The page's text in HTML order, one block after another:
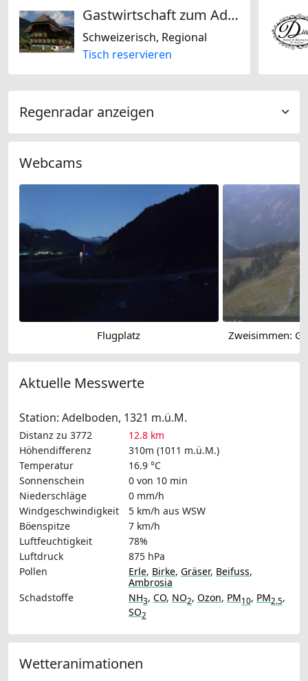
Gastwirtschaft zum Adler
Schweizerisch, Regional
Tisch reservieren
Regenradar anzeigen
Webcams
Flugplatz
Aktuelle Messwerte
Station: Adelboden, 1321 m.ü.M.
Distanz zu 3772
12.8 km
Höhendifferenz
310m (1011 m.ü.M.)
Temperatur
16.9 °C
Sonnenschein
0 von 10 min
Niederschläge
0 mm/h
Windgeschwindigkeit
5 km/h aus WSW
Böenspitze
7 km/h
Luftfeuchtigkeit
78%
Luftdruck
875 hPa
Pollen
Erle, Birke, Gräser, Beifuss,
Ambrosia
Schadstoffe
NH3, CO, NO2, Ozon, PM10, PM2.5,
SO2
Wetteranimationen